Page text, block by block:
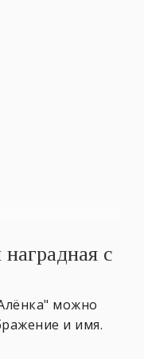
с
можно
и имя.